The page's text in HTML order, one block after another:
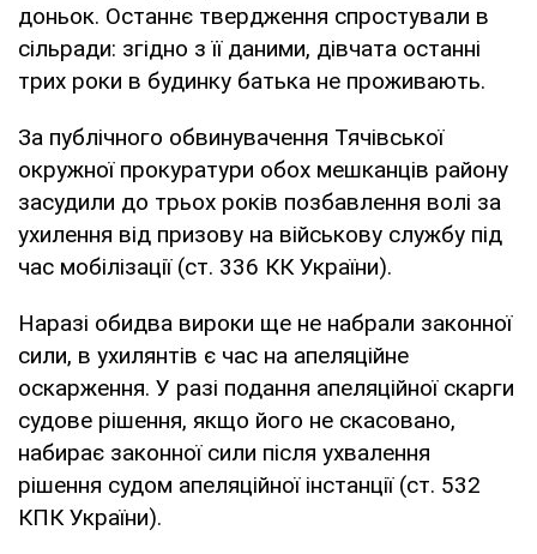
доньок. Останнє твердження спростували в
сільради: згідно з її даними, дівчата останні
трих роки в будинку батька не проживають.
За публічного обвинувачення Тячівської
окружної прокуратури обох мешканців району
засудили до трьох років позбавлення волі за
ухилення від призову на військову службу під
час мобілізації (ст. 336 КК України).
Наразі обидва вироки ще не набрали законної
сили, в ухилянтів є час на апеляційне
оскарження. У разі подання апеляційної скарги
судове рішення, якщо його не скасовано,
набирає законної сили після ухвалення
рішення судом апеляційної інстанції (ст. 532
КПК України).